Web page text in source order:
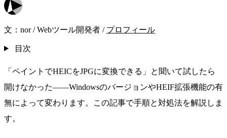
文： nor /Webツール開発者 / プロフィール
目次
「ペイントでHEICをJPGに変換できる」と聞いて試したら
開けなかった——WindowsのバージョンやHEIF拡張機能の有
無によって変わります。この記事で手順と対処法を解説しま
す。